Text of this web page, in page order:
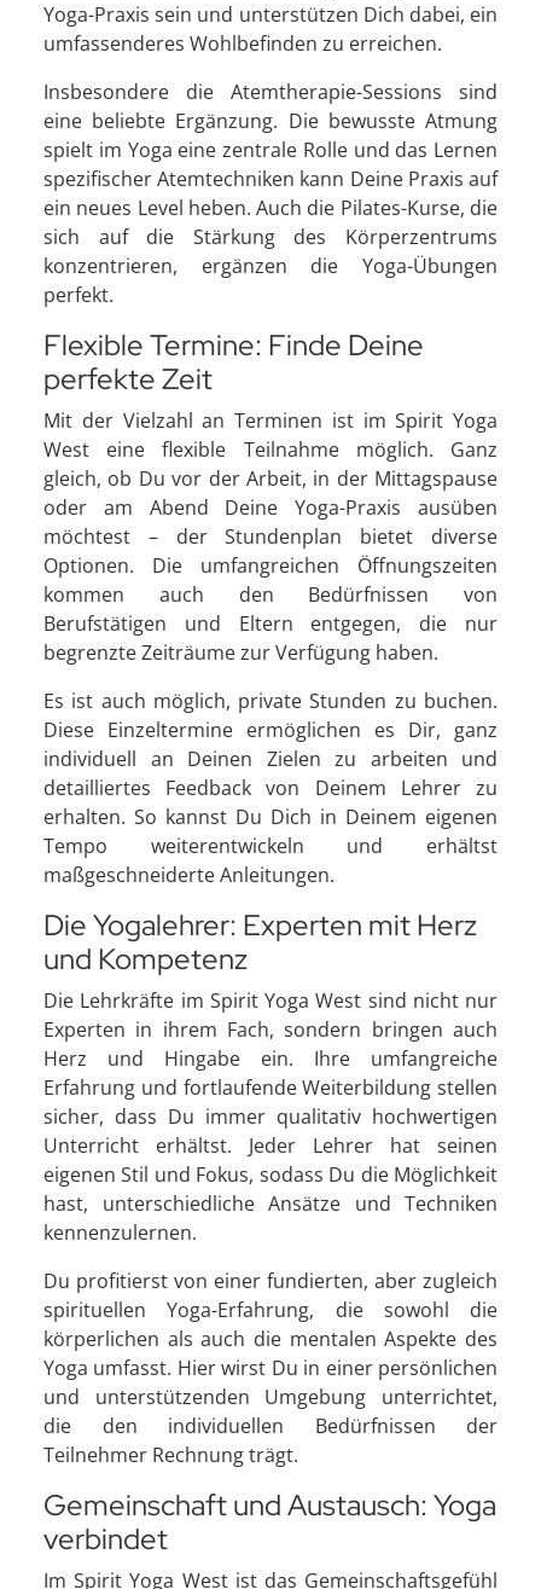
Yoga-Praxis sein und unterstützen Dich dabei, ein
umfassenderes Wohlbefinden zu erreichen.
Insbesondere die Atemtherapie-Sessions sind
eine beliebte Ergänzung. Die bewusste Atmung
spielt im Yoga eine zentrale Rolle und das Lernen
spezifischer Atemtechniken kann Deine Praxis auf
ein neues Level heben. Auch die Pilates-Kurse, die
sich auf die Stärkung des Körperzentrums
konzentrieren, ergänzen die Yoga-Übungen
perfekt.
Flexible Termine: Finde Deine
perfekte Zeit
Mit der Vielzahl an Terminen ist im Spirit Yoga
West eine flexible Teilnahme möglich. Ganz
gleich, ob Du vor der Arbeit, in der Mittagspause
oder am Abend Deine Yoga-Praxis ausüben
möchtest – der Stundenplan bietet diverse
Optionen. Die umfangreichen Öffnungszeiten
kommen auch den Bedürfnissen von
Berufstätigen und Eltern entgegen, die nur
begrenzte Zeiträume zur Verfügung haben.
Es ist auch möglich, private Stunden zu buchen.
Diese Einzeltermine ermöglichen es Dir, ganz
individuell an Deinen Zielen zu arbeiten und
detailliertes Feedback von Deinem Lehrer zu
erhalten. So kannst Du Dich in Deinem eigenen
Tempo weiterentwickeln und erhältst
maßgeschneiderte Anleitungen.
Die Yogalehrer: Experten mit Herz
und Kompetenz
Die Lehrkräfte im Spirit Yoga West sind nicht nur
Experten in ihrem Fach, sondern bringen auch
Herz und Hingabe ein. Ihre umfangreiche
Erfahrung und fortlaufende Weiterbildung stellen
sicher, dass Du immer qualitativ hochwertigen
Unterricht erhältst. Jeder Lehrer hat seinen
eigenen Stil und Fokus, sodass Du die Möglichkeit
hast, unterschiedliche Ansätze und Techniken
kennenzulernen.
Du profitierst von einer fundierten, aber zugleich
spirituellen Yoga-Erfahrung, die sowohl die
körperlichen als auch die mentalen Aspekte des
Yoga umfasst. Hier wirst Du in einer persönlichen
und unterstützenden Umgebung unterrichtet,
die den individuellen Bedürfnissen der
Teilnehmer Rechnung trägt.
Gemeinschaft und Austausch: Yoga
verbindet
Im Spirit Yoga West ist das Gemeinschaftsgefühl